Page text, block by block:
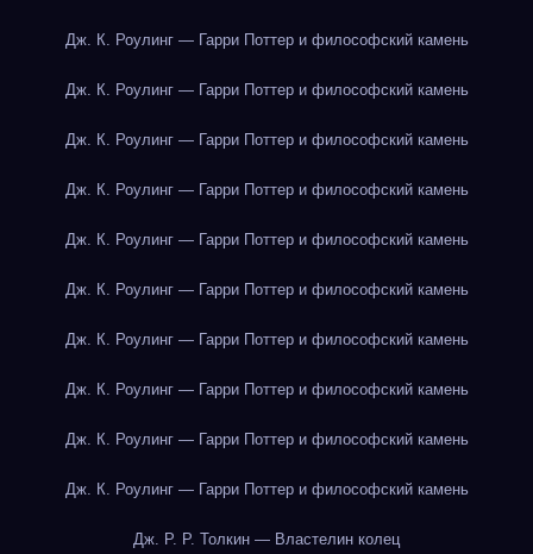
Дж. К. Роулинг — Гарри Поттер и философский камень
Дж. К. Роулинг — Гарри Поттер и философский камень
Дж. К. Роулинг — Гарри Поттер и философский камень
Дж. К. Роулинг — Гарри Поттер и философский камень
Дж. К. Роулинг — Гарри Поттер и философский камень
Дж. К. Роулинг — Гарри Поттер и философский камень
Дж. К. Роулинг — Гарри Поттер и философский камень
Дж. К. Роулинг — Гарри Поттер и философский камень
Дж. К. Роулинг — Гарри Поттер и философский камень
Дж. К. Роулинг — Гарри Поттер и философский камень
Дж. Р. Р. Толкин — Властелин колец